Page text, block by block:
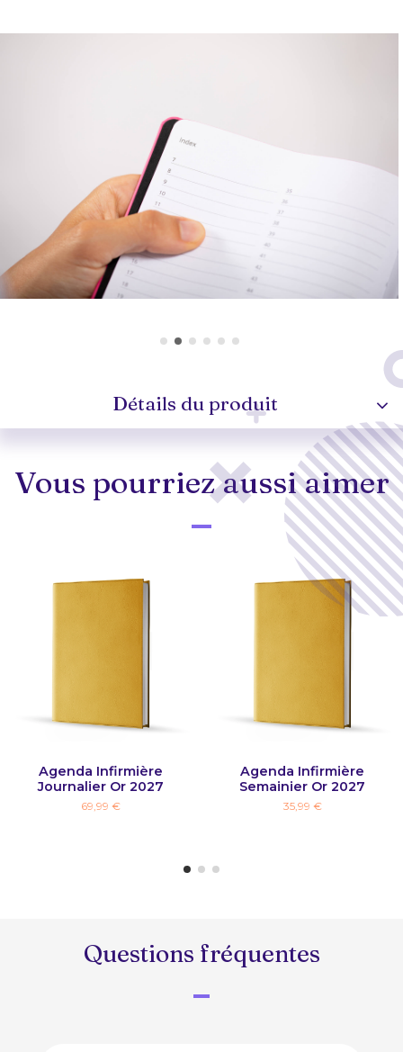
Détails du produit
Vous pourriez aussi aimer
Agenda Infirmière
Journalier Or 2027
69,99 €
Agenda Infirmière
Semainier Or 2027
35,99 €
Questions fréquentes